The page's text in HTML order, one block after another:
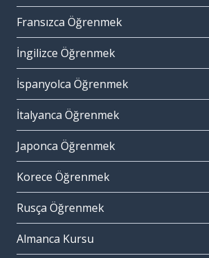
Fransızca Öğrenmek
İngilizce Öğrenmek
İspanyolca Öğrenmek
İtalyanca Öğrenmek
Japonca Öğrenmek
Korece Öğrenmek
Rusça Öğrenmek
Almanca Kursu